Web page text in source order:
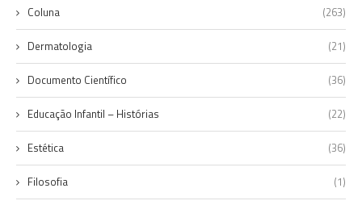
Coluna (263)
Dermatologia (21)
Documento Científico (36)
Educação Infantil – Histórias (22)
Estética (36)
Filosofia (1)